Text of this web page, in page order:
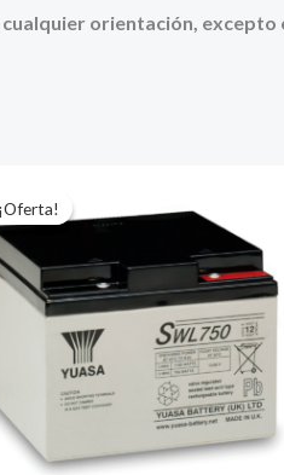
cualquier orientación,
¡Oferta!
¡Oferta!